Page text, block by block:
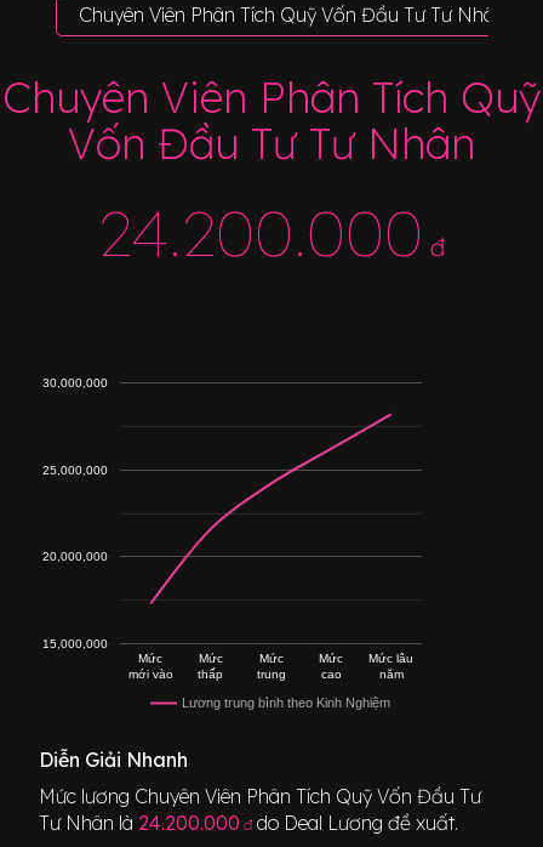
Chuyên Viên Phân Tích Quỹ Vốn Đầu Tư Tư Nhân
Chuyên Viên Phân Tích Quỹ
Vốn Đầu Tư Tư Nhân
24.200.000 đ
Lương trung bình theo Kinh Nghiệm
Mức
mới vào
Mức
thấp
Mức
trung
Mức
cao
Mức lâu
năm
15,000,000
20,000,000
25,000,000
30,000,000
Diễn Giải Nhanh
Mức lương Chuyên Viên Phân Tích Quỹ Vốn Đầu Tư
Tư Nhân là 24.200.000 đdo Deal Lương đề xuất.